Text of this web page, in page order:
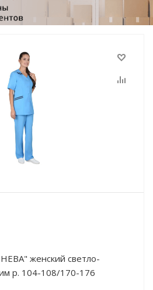
женский светло-
р. 104-108/170-176